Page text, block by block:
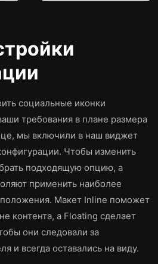
социальные иконки
требования в плане размера
мы включили в наш виджет
Чтобы изменить
подходящую опцию, а
применить наиболее
Макет Inline поможет
контента, а Floating сделает
они следовали за
и всегда оставались на виду.